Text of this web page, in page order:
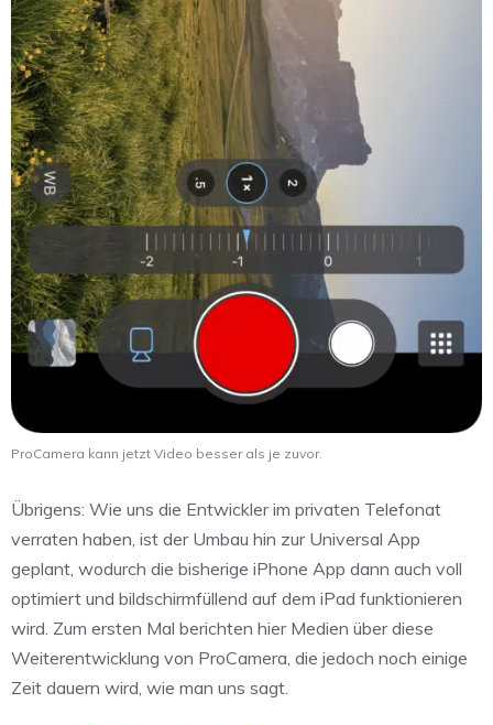
ProCamera kann jetzt Video besser als je zuvor.
Übrigens: Wie uns die Entwickler im privaten Telefonat
verraten haben, ist der Umbau hin zur Universal App
geplant, wodurch die bisherige iPhone App dann auch voll
optimiert und bildschirmfüllend auf dem iPad funktionieren
wird. Zum ersten Mal berichten hier Medien über diese
Weiterentwicklung von ProCamera, die jedoch noch einige
Zeit dauern wird, wie man uns sagt.